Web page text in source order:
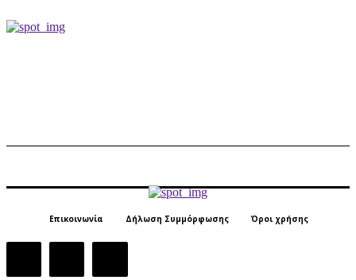
Επικοινωνία Δήλωση Συμμόρφωσης Όροι χρήσης